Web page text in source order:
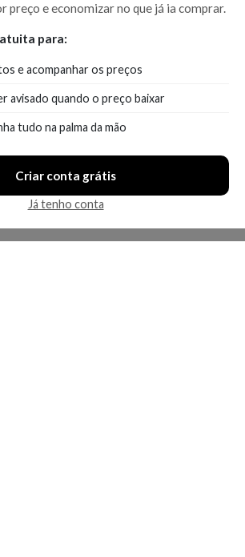
preço e economizar no que já ia comprar.
para:
e acompanhar os preços
avisado quando o preço baixar
tudo na palma da mão
Criar conta grátis
Já tenho conta